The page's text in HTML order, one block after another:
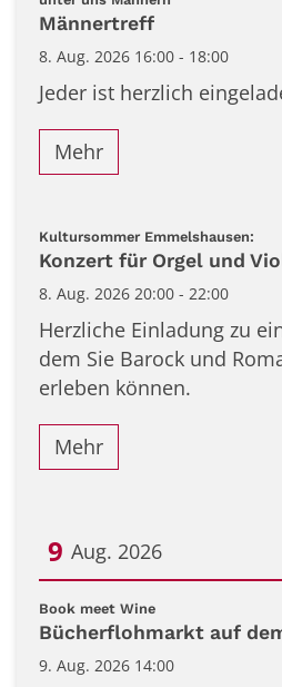
Männertreff
8. Aug. 2026 16:00 - 18:00
Jeder ist herzlich
Mehr
Kultursommer Emmelshausen:
Konzert für Orgel und
8. Aug. 2026 20:00 - 22:00
Herzliche Einladung zu
dem Sie Barock und
erleben können.
Mehr
9 Aug. 2026
Datum: 9. August 2026
Book meet Wine:
Bücherflohmarkt auf
9. Aug. 2026 14:00